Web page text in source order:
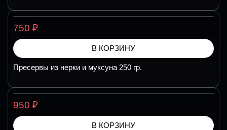
750 ₽
В КОРЗИНУ
Пресервы из нерки и муксуна 250 гр.
950 ₽
В КОРЗИНУ